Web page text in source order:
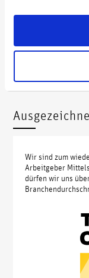
Wir sind zum
Arbeitgeber
dürfen wir uns